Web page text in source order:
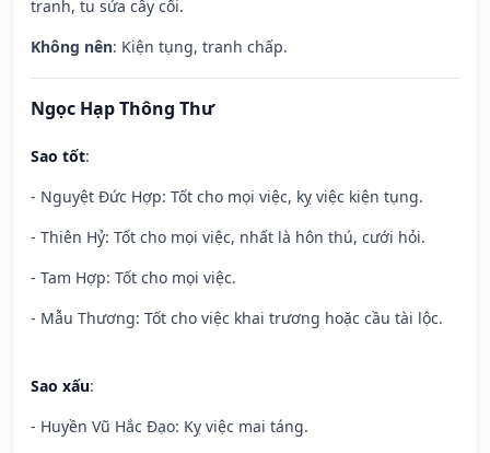
tranh, tu sửa cây cối.
Không nên: Kiện tụng, tranh chấp.
Ngọc Hạp Thông Thư
Sao tốt:
- Nguyệt Đức Hợp: Tốt cho mọi việc, kỵ việc kiện tụng.
- Thiên Hỷ: Tốt cho mọi việc, nhất là hôn thú, cưới hỏi.
- Tam Hợp: Tốt cho mọi việc.
- Mẫu Thương: Tốt cho việc khai trương hoặc cầu tài lộc.
Sao xấu:
- Huyền Vũ Hắc Đạo: Kỵ việc mai táng.